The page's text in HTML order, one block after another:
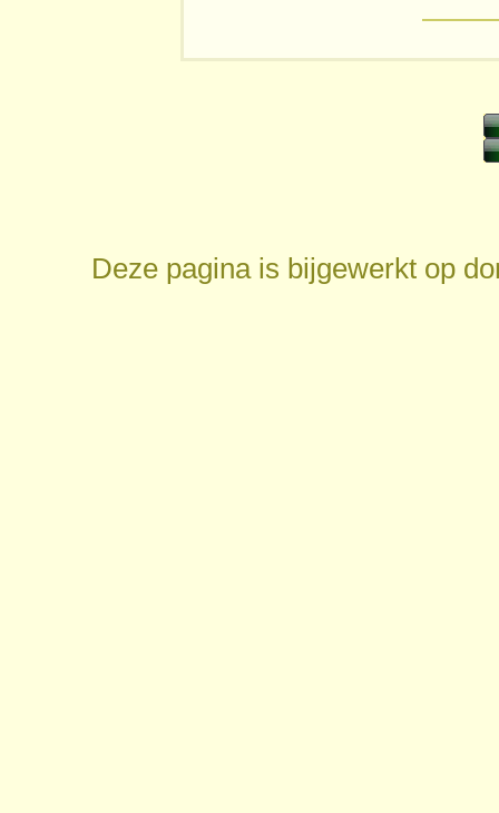
Deze pagina is bijgewerkt op